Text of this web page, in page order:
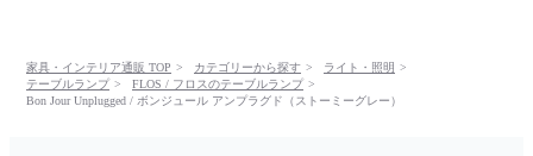
家具・インテリア通販 TOP カテゴリーから探す
ライト・照明
テーブルランプ
FLOS / フロスのテーブルランプ
Bon Jour Unplugged / ボンジュール アンプラグド（ストーミーグレー）